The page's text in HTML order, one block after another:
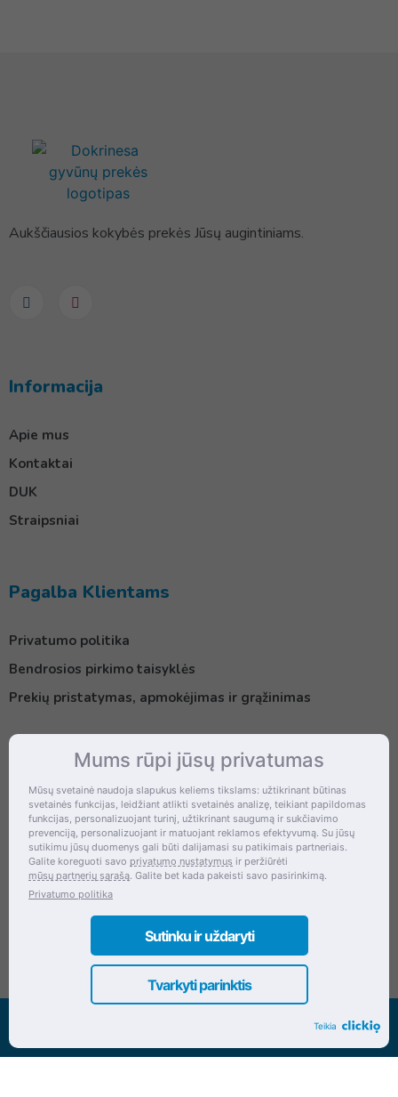
Aukščiausios kokybės prekės Jūsų augintiniams.
Informacija
Apie mus
Kontaktai
DUK
Straipsniai
Pagalba Klientams
Privatumo politika
Bendrosios pirkimo taisyklės
Prekių pristatymas, apmokėjimas ir grąžinimas
Kontaktai
Šventupės g. 28, Kaunas, Lietuva
+370 (672) 27 650
info@dokrinesa.lt
MB PETHOMEPEOPLE
Įmonės kodas: 305695822
Visos teisės saugomos www.dokrinesa.lt
Mums rūpi jūsų privatumas
Mūsų svetainė naudoja slapukus keliems tikslams: užtikrinant būtinas
svetainės funkcijas, leidžiant atlikti svetainės analizę, teikiant papildomas
funkcijas, personalizuojant turinį, užtikrinant saugumą ir sukčiavimo
prevenciją, personalizuojant ir matuojant reklamos efektyvumą. Su jūsų
sutikimu jūsų duomenys gali būti dalijamasi su patikimais partneriais.
Galite koreguoti savo privatumo nustatymus ir peržiūrėti
mūsų partnerių sąrašą. Galite bet kada pakeisti savo pasirinkimą.
Privatumo politika
Tvarkyti parinktis
Sutinku ir uždaryti
Teikia